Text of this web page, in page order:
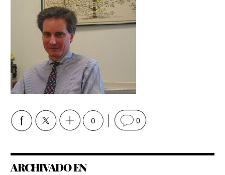
0 0
ARCHIVADO EN